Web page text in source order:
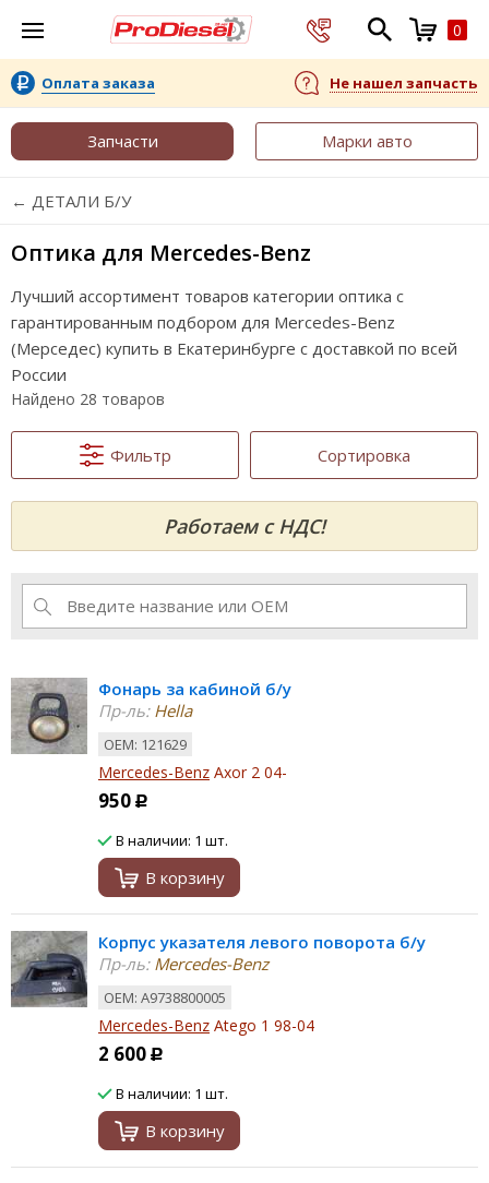
0
Оплата заказа Не нашел запчасть
Запчасти Марки авто
← ДЕТАЛИ Б/У
Оптика для Mercedes-Benz
Лучший ассортимент товаров категории оптика с
гарантированным подбором для Mercedes-Benz
(Мерседес) купить в Екатеринбурге с доставкой по всей
России
Найдено 28 товаров
Фильтр Сортировка
Работаем с НДС!
Фонарь за кабиной б/у
Пр-ль:Hella
ОЕМ: 121629
Mercedes-Benz Axor 2 04-
950 Р
В наличии: 1 шт.
В корзину
Корпус указателя левого поворота б/у
Пр-ль:Mercedes-Benz
ОЕМ: A9738800005
Mercedes-Benz Atego 1 98-04
2 600 Р
В наличии: 1 шт.
В корзину